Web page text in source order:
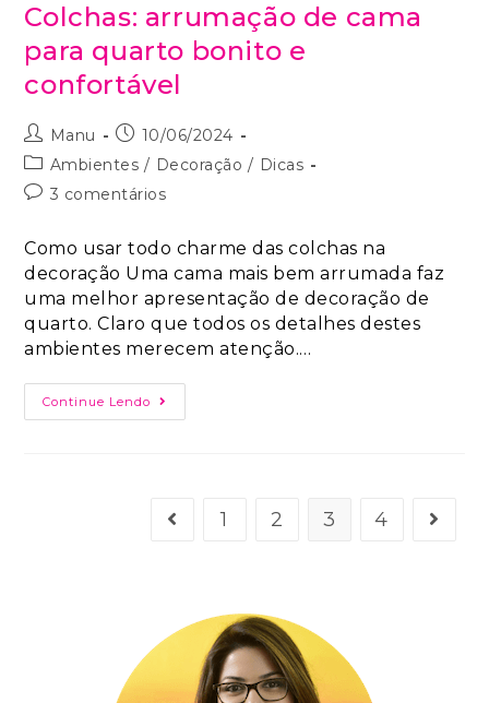
Colchas: arrumação de cama
para quarto bonito e
confortável
Manu
10/06/2024
Ambientes / Decoração / Dicas
3 comentários
Como usar todo charme das colchas na
decoração Uma cama mais bem arrumada faz
uma melhor apresentação de decoração de
quarto. Claro que todos os detalhes destes
ambientes merecem atenção.…
Continue Lendo
1 2 3 4